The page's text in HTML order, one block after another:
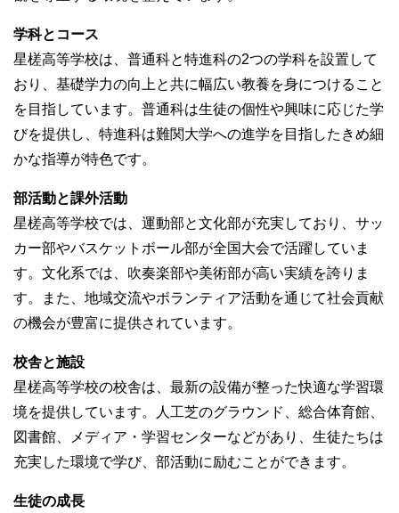
学科とコース
星槎高等学校は、普通科と特進科の2つの学科を設置して
おり、基礎学力の向上と共に幅広い教養を身につけること
を目指しています。普通科は生徒の個性や興味に応じた学
びを提供し、特進科は難関大学への進学を目指したきめ細
かな指導が特色です。
部活動と課外活動
星槎高等学校では、運動部と文化部が充実しており、サッ
カー部やバスケットボール部が全国大会で活躍していま
す。文化系では、吹奏楽部や美術部が高い実績を誇りま
す。また、地域交流やボランティア活動を通じて社会貢献
の機会が豊富に提供されています。
校舎と施設
星槎高等学校の校舎は、最新の設備が整った快適な学習環
境を提供しています。人工芝のグラウンド、総合体育館、
図書館、メディア・学習センターなどがあり、生徒たちは
充実した環境で学び、部活動に励むことができます。
生徒の成長